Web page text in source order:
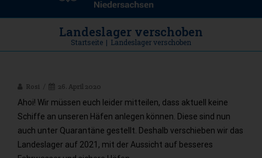
Landeslager verschoben
Startseite | Landeslager verschoben
Rosi 26. April 2020
Ahoi! Wir müssen euch leider mitteilen, dass aktuell keine
Schiffe an unseren Häfen anlegen können. Diese sind nun
auch unter Quarantäne gestellt. Deshalb verschieben wir das
Landeslager auf 2021, mit der Aussicht auf besseres